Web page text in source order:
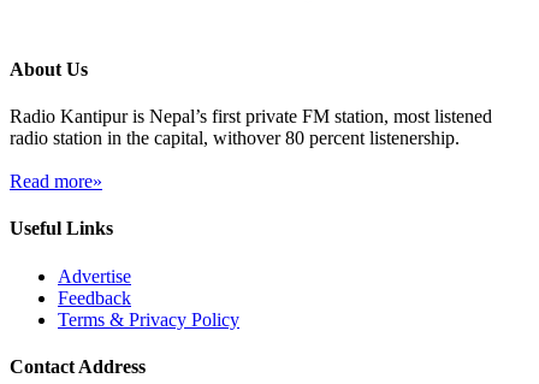
About Us
Radio Kantipur is Nepal’s first private FM station, most listened
radio station in the capital, withover 80 percent listenership.
Read more»
Useful Links
Advertise
Feedback
Terms & Privacy Policy
Contact Address